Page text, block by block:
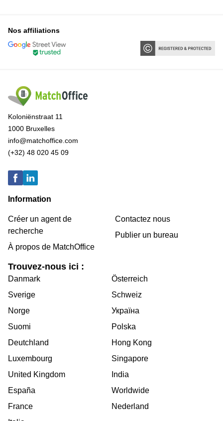
Nos affiliations
Koloniënstraat 11
1000 Bruxelles
info@matchoffice.com
(+32) 48 020 45 09
Information
Créer un agent de
recherche
À propos de MatchOffice
Contactez nous
Publier un bureau
Trouvez-nous ici :
Danmark
Sverige
Norge
Suomi
Deutchland
Luxembourg
United Kingdom
España
France
Österreich
Schweiz
Україна
Polska
Hong Kong
Singapore
India
Worldwide
Nederland